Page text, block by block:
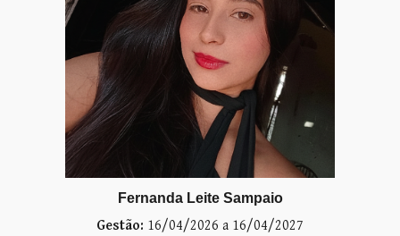
Fernanda Leite Sampaio
Gestão: 16/04/2026 a 16/04/2027